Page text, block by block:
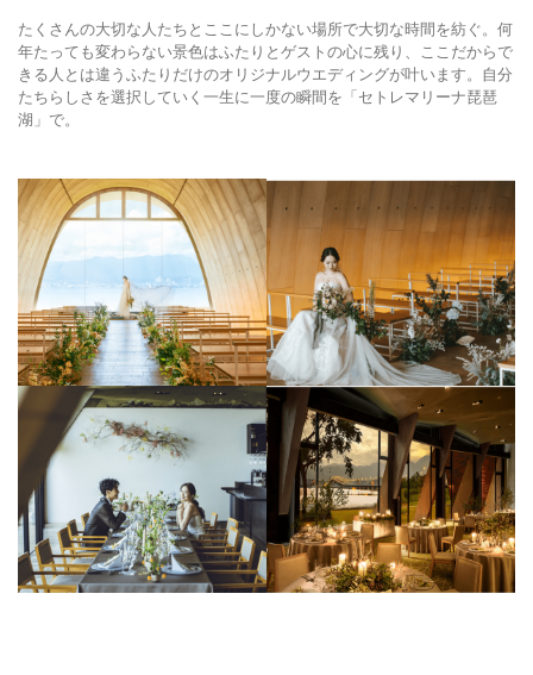
たくさんの大切な人たちとここにしかない場所で大切な時間を紡ぐ。何
年たっても変わらない景色はふたりとゲストの心に残り、ここだからで
きる人とは違うふたりだけのオリジナルウエディングが叶います。自分
たちらしさを選択していく一生に一度の瞬間を「セトレマリーナ琵琶
湖」で。